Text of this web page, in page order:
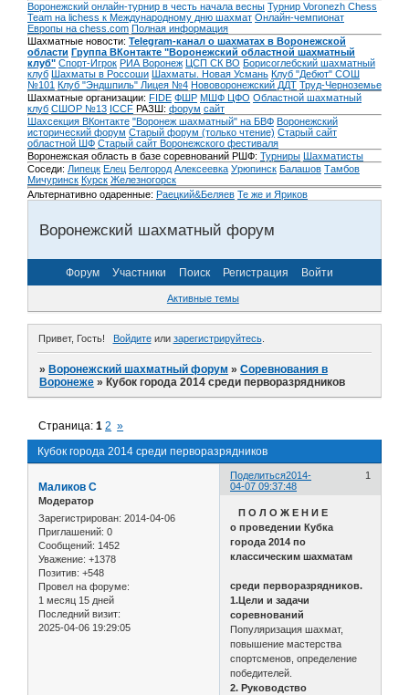
Воронежский онлайн-турнир в честь начала весны Турнир Voronezh Chess
Team на lichess к Международному дню шахмат Онлайн-чемпионат
Европы на chess.com Полная информация
Шахматные новости: Telegram-канал о шахматах в Воронежской
области Группа ВКонтакте "Воронежский областной шахматный
клуб" Спорт-Игрок РИА Воронеж ЦСП СК ВО Борисоглебский шахматный
клуб Шахматы в Россоши Шахматы. Новая Усмань Клуб "Дебют" СОШ
№101 Клуб "Эндшпиль" Лицея №4 Нововоронежский ДДТ Труд-Черноземье
Шахматные организации: FIDE ФШР МШФ ЦФО Областной шахматный
клуб СШОР №13 ICCF РАЗШ: форум сайт
Шахсекция ВКонтакте "Воронеж шахматный" на БВФ Воронежский
исторический форум Cтарый форум (только чтение) Старый сайт
областной ШФ Старый сайт Воронежского фестиваля
Воронежская область в базе соревнований РШФ: Турниры Шахматисты
Соседи: Липецк Елец Белгород Алексеевка Урюпинск Балашов Тамбов
Мичуринск Курск Железногорск
Альтернативно одаренные: Раецкий&Беляев Те же и Яриков
Воронежский шахматный форум
Форум Участники Поиск Регистрация Войти
Активные темы
Привет, Гость! Войдитеили зарегистрируйтесь.
»Воронежский шахматный форум »Соревнования в
Воронеже »Кубок города 2014 среди перворазрядников
Кубок города 2014 среди перворазрядников
Страница:1 2 »
Поделиться 1
2014-
04-07 09:37:48
Маликов С
Модератор
Зарегистрирован: 2014-04-06
Приглашений: 0
Сообщений: 1452
Уважение: +1378
Позитив: +548
Провел на форуме:
1 месяц 15 дней
Последний визит:
2025-04-06 19:29:05
П О Л О Ж Е Н И Е
о проведении Кубка
города 2014 по
классическим шахматам
среди перворазрядников.
1.Цели и задачи
соревнований
Популяризация шахмат,
повышение мастерства
спортсменов, определение
победителей.
2. Руководство